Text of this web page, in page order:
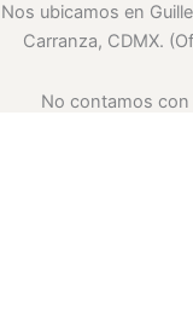
Nos ubicamos en
Carranza, CDMX.
No contamos